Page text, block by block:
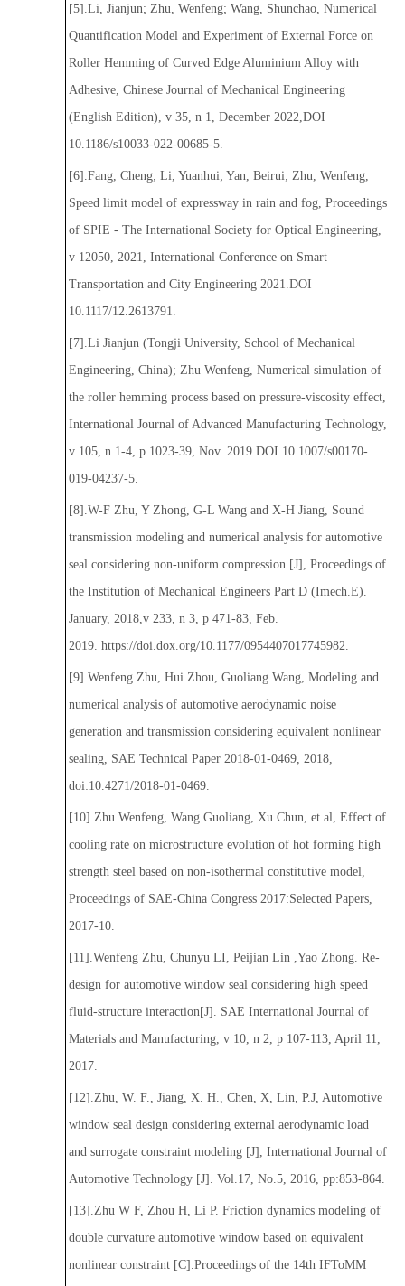
[5].Li, Jianjun; Zhu, Wenfeng; Wang, Shunchao, Numerical
Quantification Model and Experiment of External Force on
Roller Hemming of Curved Edge Aluminium Alloy with
Adhesive, Chinese Journal of Mechanical Engineering
(English Edition), v 35, n 1, December 2022,DOI
10.1186/s10033-022-00685-5.
[6].Fang, Cheng; Li, Yuanhui; Yan, Beirui; Zhu, Wenfeng,
Speed limit model of expressway in rain and fog, Proceedings
of SPIE - The International Society for Optical Engineering,
v 12050, 2021, International Conference on Smart
Transportation and City Engineering 2021.DOI
10.1117/12.2613791.
[7].Li Jianjun (Tongji University, School of Mechanical
Engineering, China); Zhu Wenfeng, Numerical simulation of
the roller hemming process based on pressure-viscosity effect,
International Journal of Advanced Manufacturing Technology,
v 105, n 1-4, p 1023-39, Nov. 2019.DOI 10.1007/s00170-
019-04237-5.
[8].W-F Zhu, Y Zhong, G-L Wang and X-H Jiang, Sound
transmission modeling and numerical analysis for automotive
seal considering non-uniform compression [J], Proceedings of
the Institution of Mechanical Engineers Part D (Imech.E).
January, 2018, v 233, n 3, p 471-83, Feb.
2019. https://doi.dox.org/10.1177/0954407017745982.
[9].Wenfeng Zhu, Hui Zhou, Guoliang Wang, Modeling and
numerical analysis of automotive aerodynamic noise
generation and transmission considering equivalent nonlinear
sealing, SAE Technical Paper 2018-01-0469, 2018,
doi:10.4271/2018-01-0469.
[10].Zhu Wenfeng, Wang Guoliang, Xu Chun, et al, Effect of
cooling rate on microstructure evolution of hot forming high
strength steel based on non-isothermal constitutive model,
Proceedings of SAE-China Congress 2017:Selected Papers,
2017-10.
[11].Wenfeng Zhu, Chunyu LI, Peijian Lin ,Yao Zhong. Re-
design for automotive window seal considering high speed
fluid-structure interaction[J]. SAE International Journal of
Materials and Manufacturing, v 10, n 2, p 107-113, April 11,
2017.
[12].Zhu, W. F., Jiang, X. H., Chen, X, Lin, P.J, Automotive
window seal design considering external aerodynamic load
and surrogate constraint modeling [J], International Journal of
Automotive Technology [J]. Vol.17, No.5, 2016, pp:853-864.
[13].Zhu W F, Zhou H, Li P. Friction dynamics modeling of
double curvature automotive window based on equivalent
nonlinear constraint [C].Proceedings of the 14th IFToMM